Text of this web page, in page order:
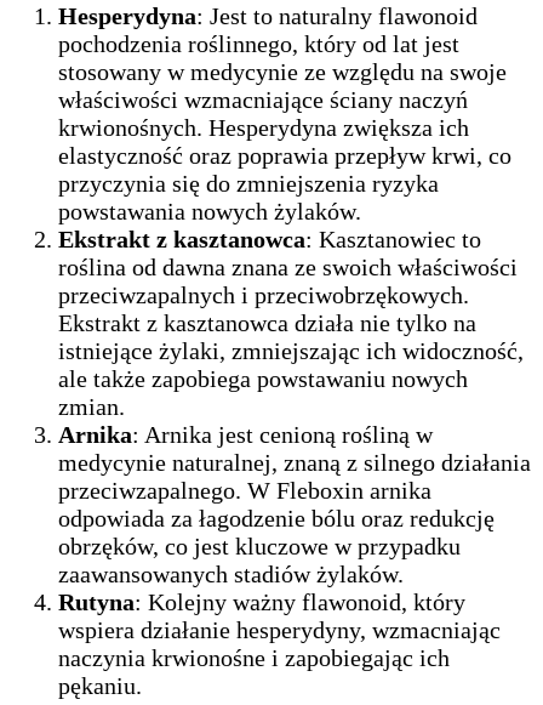
Hesperydyna: Jest to naturalny flawonoid
pochodzenia roślinnego, który od lat jest
stosowany w medycynie ze względu na swoje
właściwości wzmacniające ściany naczyń
krwionośnych. Hesperydyna zwiększa ich
elastyczność oraz poprawia przepływ krwi, co
przyczynia się do zmniejszenia ryzyka
powstawania nowych żylaków.
Ekstrakt z kasztanowca: Kasztanowiec to
roślina od dawna znana ze swoich właściwości
przeciwzapalnych i przeciwobrzękowych.
Ekstrakt z kasztanowca działa nie tylko na
istniejące żylaki, zmniejszając ich widoczność,
ale także zapobiega powstawaniu nowych
zmian.
Arnika: Arnika jest cenioną rośliną w
medycynie naturalnej, znaną z silnego działania
przeciwzapalnego. W Fleboxin arnika
odpowiada za łagodzenie bólu oraz redukcję
obrzęków, co jest kluczowe w przypadku
zaawansowanych stadiów żylaków.
Rutyna: Kolejny ważny flawonoid, który
wspiera działanie hesperydyny, wzmacniając
naczynia krwionośne i zapobiegając ich
pękaniu.